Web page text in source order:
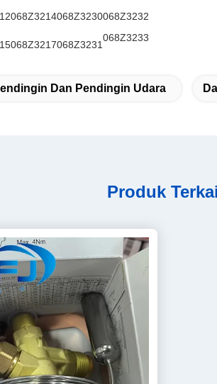
068Z3214068Z3230068Z3232
068Z3217068Z3231
068Z3233
Dan Pendingin Udara
Produk